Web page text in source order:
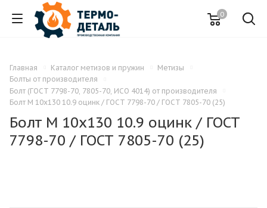
0
Главная Каталог метизов и пружин
Метизы
Болты от производителя
Болт (ГОСТ 7798-70, 7805-70, ИСО 4014) от производителя
Болт M 10x130 10.9 оцинк / ГОСТ 7798-70 / ГОСТ 7805-70 (25)
Болт M 10x130 10.9 оцинк / ГОСТ
7798-70 / ГОСТ 7805-70 (25)